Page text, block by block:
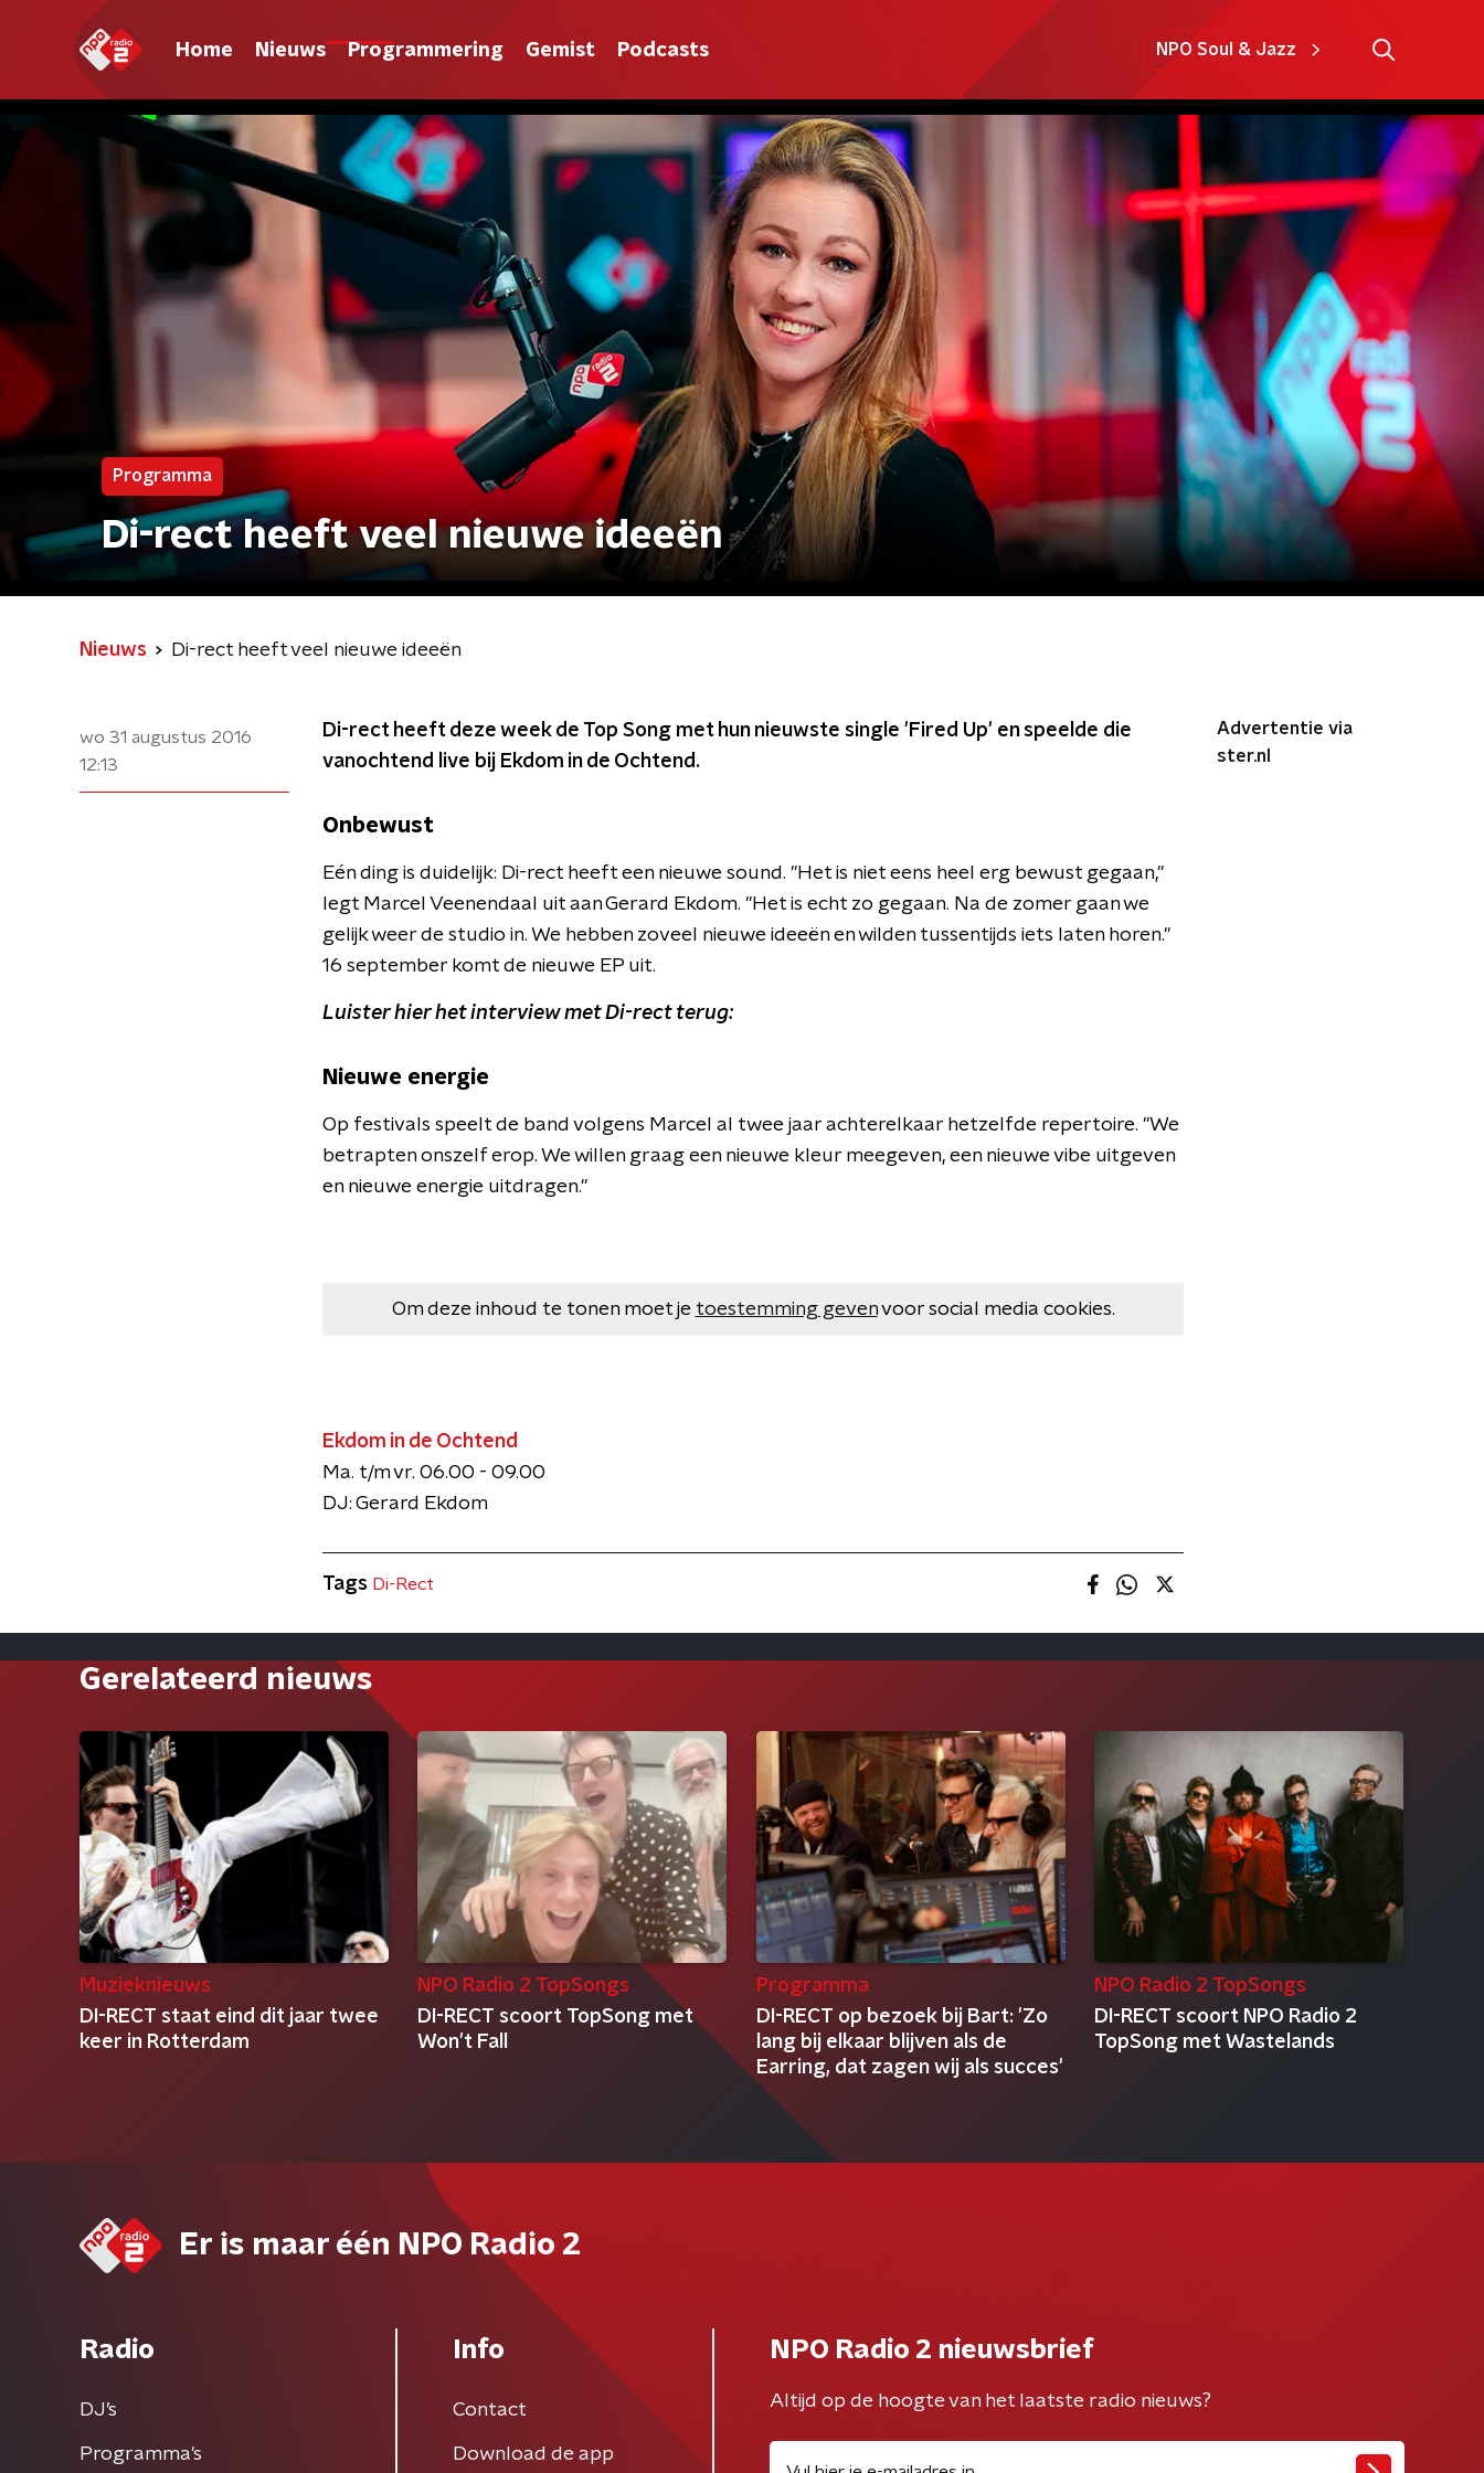
Home Nieuws Programmering Gemist Podcasts NPO Soul & Jazz
Programma
Di-rect heeft veel nieuwe ideeën
Nieuws Di-rect heeft veel nieuwe ideeën
wo 31 augustus 2016
12:13
Di-rect heeft deze week de Top Song met hun nieuwste single 'Fired Up' en speelde die
vanochtend live bij Ekdom in de Ochtend.
Onbewust
Eén ding is duidelijk: Di-rect heeft een nieuwe sound. "Het is niet eens heel erg bewust gegaan,"
legt Marcel Veenendaal uit aan Gerard Ekdom. "Het is echt zo gegaan. Na de zomer gaan we
gelijk weer de studio in. We hebben zoveel nieuwe ideeën en wilden tussentijds iets laten horen."
16 september komt de nieuwe EP uit.
Luister hier het interview met Di-rect terug:
Nieuwe energie
Op festivals speelt de band volgens Marcel al twee jaar achterelkaar hetzelfde repertoire. "We
betrapten onszelf erop. We willen graag een nieuwe kleur meegeven, een nieuwe vibe uitgeven
en nieuwe energie uitdragen."
Om deze inhoud te tonen moet je toestemming gevenvoor social media cookies.
Ekdom in de Ochtend
Ma. t/m vr. 06.00 - 09.00
DJ: Gerard Ekdom
Advertentie via
ster.nl
Tags Di-Rect
Gerelateerd nieuws
Muzieknieuws
DI-RECT staat eind dit jaar twee
keer in Rotterdam
NPO Radio 2 TopSongs
DI-RECT scoort TopSong met
Won't Fall
Programma
DI-RECT op bezoek bij Bart: 'Zo
lang bij elkaar blijven als de
Earring, dat zagen wij als succes'
NPO Radio 2 TopSongs
DI-RECT scoort NPO Radio 2
TopSong met Wastelands
Er is maar één NPO Radio 2
Radio
DJ’s
Programma's
Info
Contact
Download de app
NPO Radio 2 nieuwsbrief
Altijd op de hoogte van het laatste radio nieuws?